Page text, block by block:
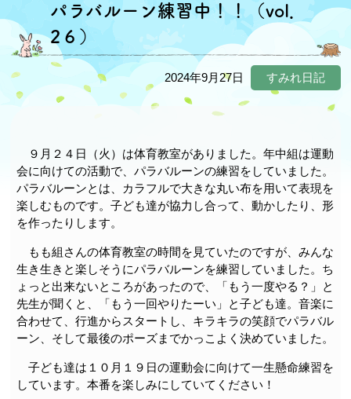
パラバルーン練習中！！（vol．
2６）
2024年9月27日 すみれ日記
９月２４日（火）は体育教室がありました。年中組は運動
会に向けての活動で、パラバルーンの練習をしていました。
パラバルーンとは、カラフルで大きな丸い布を用いて表現を
楽しむものです。子ども達が協力し合って、動かしたり、形
を作ったりします。
もも組さんの体育教室の時間を見ていたのですが、みんな
生き生きと楽しそうにパラバルーンを練習していました。ち
ょっと出来ないところがあったので、「もう一度やる？」と
先生が聞くと、「もう一回やりたーい」と子ども達。音楽に
合わせて、行進からスタートし、キラキラの笑顔でパラバル
ーン、そして最後のポーズまでかっこよく決めていました。
子ども達は１０月１９日の運動会に向けて一生懸命練習を
しています。本番を楽しみにしていてください！